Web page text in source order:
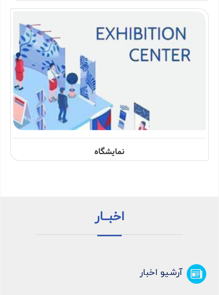
نمایشگاه
اخبــار
آرشیو اخبار